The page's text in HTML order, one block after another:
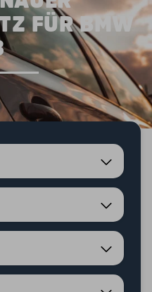
FÜR BMW